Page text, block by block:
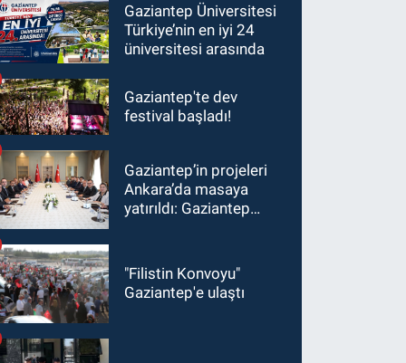
Gaziantep Üniversitesi
Türkiye’nin en iyi 24
üniversitesi arasında
Gaziantep'te dev
festival başladı!
Gaziantep’in projeleri
Ankara’da masaya
yatırıldı: Gaziantep
"Filistin Konvoyu"
Gaziantep'e ulaştı